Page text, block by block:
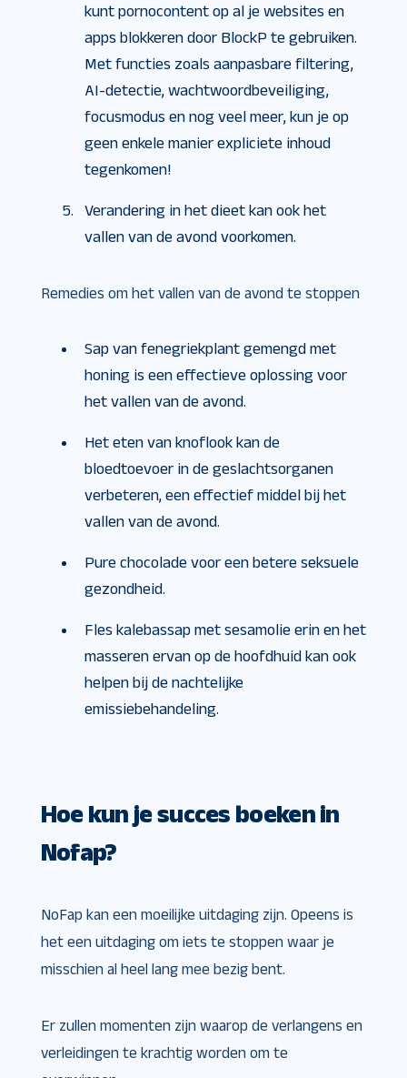
kunt pornocontent op al je websites en
apps blokkeren door BlockP te gebruiken.
Met functies zoals aanpasbare filtering,
AI-detectie, wachtwoordbeveiliging,
focusmodus en nog veel meer, kun je op
geen enkele manier expliciete inhoud
tegenkomen!
Verandering in het dieet kan ook het
vallen van de avond voorkomen.
Remedies om het vallen van de avond te stoppen
Sap van fenegriekplant gemengd met
honing is een effectieve oplossing voor
het vallen van de avond.
Het eten van knoflook kan de
bloedtoevoer in de geslachtsorganen
verbeteren, een effectief middel bij het
vallen van de avond.
Pure chocolade voor een betere seksuele
gezondheid.
Fles kalebassap met sesamolie erin en het
masseren ervan op de hoofdhuid kan ook
helpen bij de nachtelijke
emissiebehandeling.
Hoe kun je succes boeken in
Nofap?
NoFap kan een moeilijke uitdaging zijn. Opeens is
het een uitdaging om iets te stoppen waar je
misschien al heel lang mee bezig bent.
Er zullen momenten zijn waarop de verlangens en
verleidingen te krachtig worden om te